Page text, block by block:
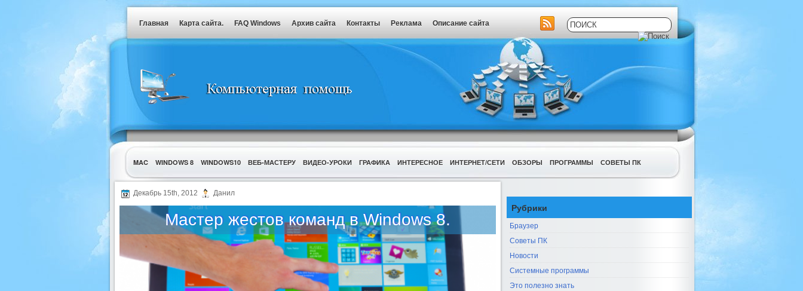
Главная Карта сайта. FAQ Windows Архив сайта Контакты Реклама Описание сайта
MAC WINDOWS 8 WINDOWS10 ВЕБ-МАСТЕРУ ВИДЕО-УРОКИ ГРАФИКА ИНТЕРЕСНОЕ ИНТЕРНЕТ/СЕТИ ОБЗОРЫ ПРОГРАММЫ СОВЕТЫ ПК
УТИЛИТЫ
Декабрь 15th, 2012 Данил
Мастер жестов команд в Windows 8.
Рубрики
Браузер
Советы ПК
Новости
Системные программы
Это полезно знать